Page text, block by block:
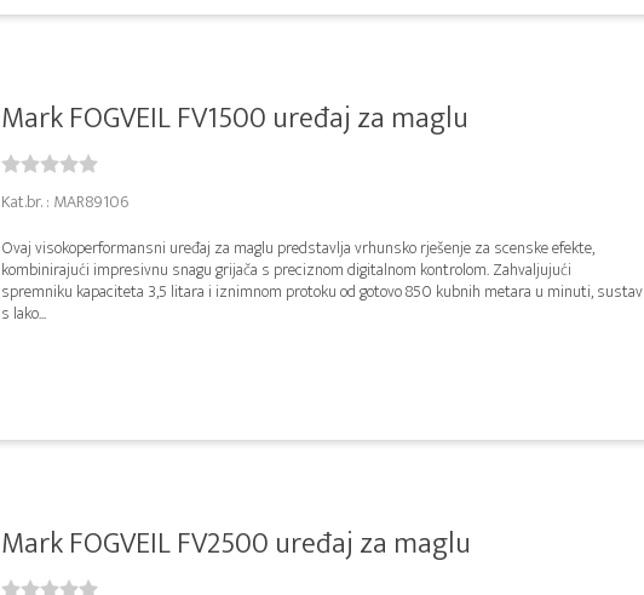
Mark FOGVEIL FV1500 uređaj za maglu
Kat.br. : MAR89106
Ovaj visokoperformansni uređaj za maglu predstavlja vrhunsko rješenje za scenske efekte,
kombinirajući impresivnu snagu grijača s preciznom digitalnom kontrolom. Zahvaljujući
spremniku kapaciteta 3,5 litara i iznimnom protoku od gotovo 850 kubnih metara u minuti, sustav
s lako...
Mark FOGVEIL FV2500 uređaj za maglu